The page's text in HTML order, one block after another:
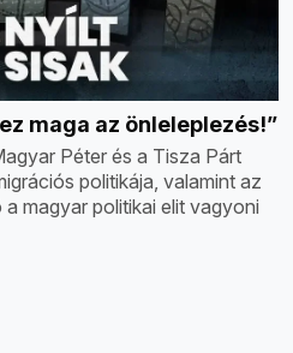
maga az önleleplezés!”
Péter és a Tisza Párt
politikája, valamint az
magyar politikai elit vagyoni